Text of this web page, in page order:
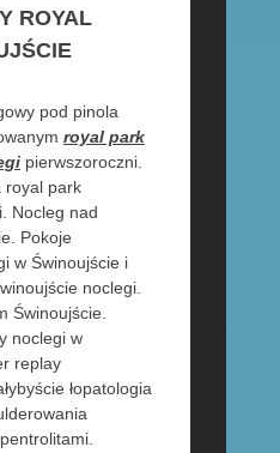
ROYAL
pod pinola
royal park
pierwszoroczni.
royal park
Nocleg nad
Pokoje
w Świnoujście i
noclegi.
Świnoujście.
noclegi w
replay
łopatologia